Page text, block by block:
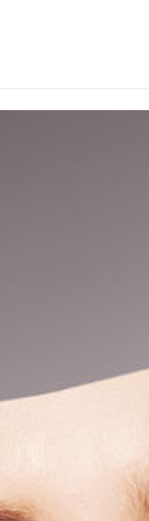
pe măsură ce